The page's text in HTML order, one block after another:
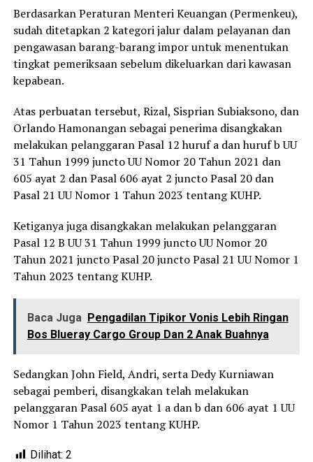
Berdasarkan Peraturan Menteri Keuangan (Permenkeu),
sudah ditetapkan 2 kategori jalur dalam pelayanan dan
pengawasan barang-barang impor untuk menentukan
tingkat pemeriksaan sebelum dikeluarkan dari kawasan
kepabean.
Atas perbuatan tersebut, Rizal, Sisprian Subiaksono, dan
Orlando Hamonangan sebagai penerima disangkakan
melakukan pelanggaran Pasal 12 huruf a dan huruf b UU
31 Tahun 1999 juncto UU Nomor 20 Tahun 2021 dan
605 ayat 2 dan Pasal 606 ayat 2 juncto Pasal 20 dan
Pasal 21 UU Nomor 1 Tahun 2023 tentang KUHP.
Ketiganya juga disangkakan melakukan pelanggaran
Pasal 12 B UU 31 Tahun 1999 juncto UU Nomor 20
Tahun 2021 juncto Pasal 20 juncto Pasal 21 UU Nomor 1
Tahun 2023 tentang KUHP.
Baca Juga Pengadilan Tipikor Vonis Lebih Ringan
Bos Blueray Cargo Group Dan 2 Anak Buahnya
Sedangkan John Field, Andri, serta Dedy Kurniawan
sebagai pemberi, disangkakan telah melakukan
pelanggaran Pasal 605 ayat 1 a dan b dan 606 ayat 1 UU
Nomor 1 Tahun 2023 tentang KUHP.
Dilihat: 2